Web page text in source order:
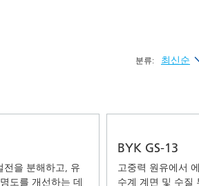
분류: 최신순
전을 분해하고, 유
도를 개선하는 데
BYK GS-13
고중력 원유에서
수계 계면 및 수질